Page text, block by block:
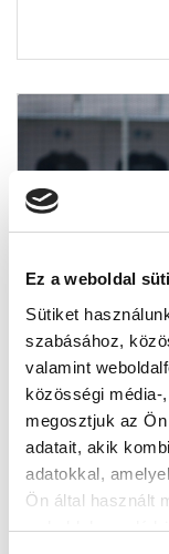
Ez a weboldal
Sütiket
szabásához,
valamint
közösségi média-
megosztjuk az
adatait, akik
adatokkal,
Ön által használt
weboldalon való
2024-07-13 19:06:00
A Kozármisleny
fogadtuk